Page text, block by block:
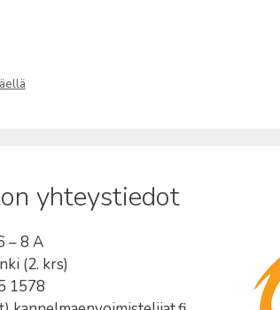
yhteystiedot
– 8 A
(2. krs)
1578